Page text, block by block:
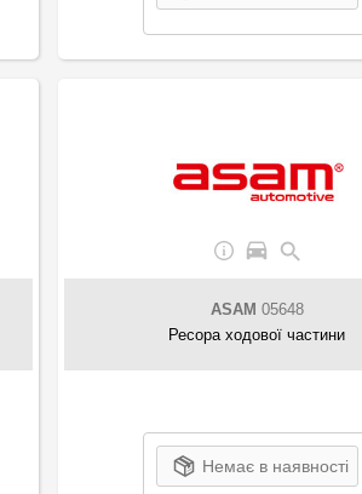
ASAM 05648
Ресора ходової частини
Немає в наявності